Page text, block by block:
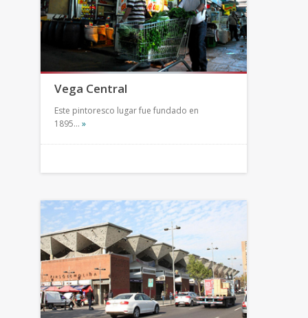
Vega Central
Este pintoresco lugar fue fundado en
1895… »